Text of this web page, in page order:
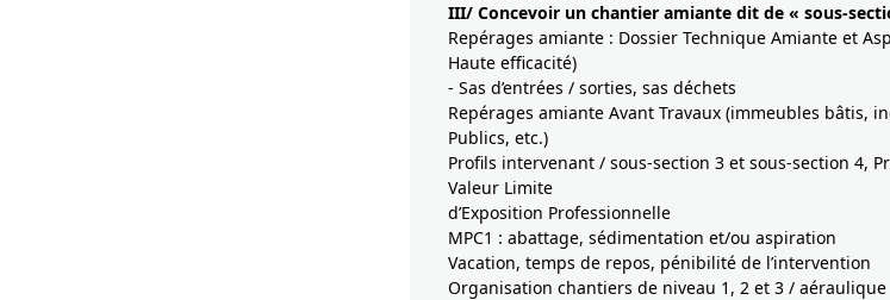
III/ Concevoir un chantier amiante dit de « sous-
Repérages amiante : Dossier Technique Amiante et
Haute efficacité)
- Sas d’entrées / sorties, sas déchets
Repérages amiante Avant Travaux (immeubles bâtis,
Publics, etc.)
Profils intervenant / sous-section 3 et sous-section 4,
Valeur Limite
d’Exposition Professionnelle
MPC1 : abattage, sédimentation et/ou aspiration
Vacation, temps de repos, pénibilité de l’intervention
Organisation chantiers de niveau 1, 2 et 3 / aéraulique